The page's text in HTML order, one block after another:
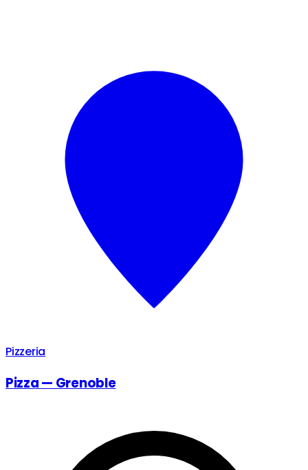
Pizzeria
Pizza — Grenoble